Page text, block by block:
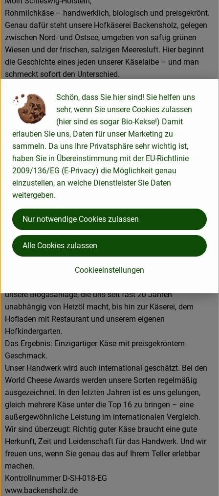
Rohmilchkäse – handwerklich, biologisch und preisgekrönt.
Genau dafür steht unsere Hofkäserei Backensholz, gelegen
zwischen Nord- und Ostsee, umgeben von saftig grünen
Wiesen und der frischen, salzigen Meeresluft. Hier beginnt
die Geschichte eines jeden unserer Käselaibe – und man
schmeckt sofort den Unterschied.
geführt. Seit über 30 Jahren gehört die Käserei fest dazu –
selbstverständlich nach Bioland-Standards.
Im Mittelpunkt steht bei uns die Rohmilch von den eigenen
Kühen. Wir verzichten bewusst auf Pasteurisierung, so kann
sich jeder Käse voll entfalten, Tiefe entwickeln und seinen
ganzen Charakter auf den Teller bringen. Jeder Laib erzählt
seine eigene Geschichte – geprägt von
Herdenzusammenstellung, Jahreszeit und Handwerk.
Dieses Handwerk ist für uns keine Floskel: Viele unserer
Käse werden von Hand gepflegt, gewendet und verpackt. Wir
arbeiten bewusst ohne Standardisierung und geben jeder
Sorte die Zeit, die sie braucht, um ihr volles Aroma zu
entwickeln.
Unser Team aus rund 100 Menschen bringt dafür täglich viel
Erfahrung und echtes Herzblut mit. Dabei denken wir
unsere Biogasanlage, die uns seit fast 20 Jahren
unabhängig von Heizöl macht, bis hin zur Käserei, dem
Hofladen mit Restaurant und unserem eigenen
Hofkindergarten.
Das Ergebnis: Einzigartiger Käse mit preisgekröntem
Geschmack.
Unser Handwerk wird auch international geschätzt. Bei den
World Cheese Awards werden unsere Sorten regelmäßig
ausgezeichnet. In den letzten Jahren ist es uns gelungen,
gleich mehrere Käse unter die Top 16 zu bringen – eine
außergewöhnliche Leistung im internationalen Vergleich.
Wir sind überzeugt: Richtig guter Käse braucht eine gute
Herkunft, Zeit und Leidenschaft für das Handwerk. Und wir
freuen uns, wenn Sie genau das auf Ihrem Teller erlebbar
machen.
Kontrollnummer D-SH-018-EG
www.backensholz.de
Schön, dass Sie hier sind! Sie helfen uns
sehr, wenn Sie unsere Cookies zulassen
(hier sind es sogar Bio-Kekse!) Damit
erlauben Sie uns, Daten für unser Marketing zu
sammeln. Da uns Ihre Privatsphäre sehr wichtig ist,
haben Sie in Übereinstimmung mit der EU-Richtlinie
2009/136/EG (E-Privacy) die Möglichkeit genau
einzustellen, an welche Dienstleister Sie Daten
weitergeben.
Cookieeinstellungen
Nur notwendige Cookies zulassen
Alle Cookies zulassen